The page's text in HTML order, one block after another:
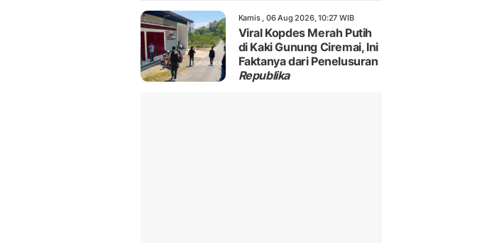
Kamis , 06 Aug 2026, 10:27 WIB
Viral Kopdes Merah Putih
di Kaki Gunung Ciremai, Ini
Faktanya dari Penelusuran
Republika